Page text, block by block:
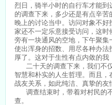
烈日，骑半小时的自行车才能
的调查下来，多少还是有点辛
晚上的讨论当中。访问对象不
家还不一定乐意接受访问，这
旁有一块通风的空地，下午聚
使出浑身的招数、用尽各种办
厚了。这对于生性有点内敛的我
二十天的调查下来，我们不仅
智慧和朴实的人生哲理。而且
战友关系，如此纯洁、真挚的
调查结束时，带着对村民的
查。